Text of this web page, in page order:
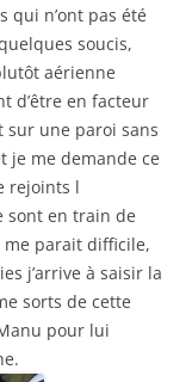
qui n’ont pas été
soucis,
aérienne
d’être en facteur
sur une paroi sans
je me demande ce
rejoints l
sont en train de
parait difficile,
j’arrive à saisir la
sorts de cette
pour lui